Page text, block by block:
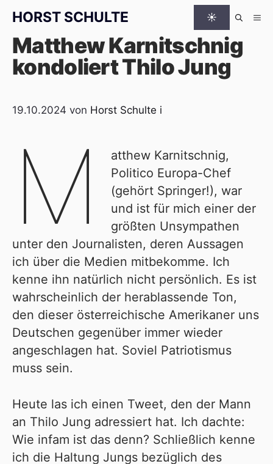
HORST SCHULTE ☀
Matthew Karnitschnig
kondoliert Thilo Jung
19.10.2024 von Horst Schulte i
M
atthew Karnitschnig,
Politico Europa-Chef
(gehört Springer!), war
und ist für mich einer der
größten Unsympathen
unter den Journalisten, deren Aussagen
ich über die Medien mitbekomme. Ich
kenne ihn natürlich nicht persönlich. Es ist
wahrscheinlich der herablassende Ton,
den dieser österreichische Amerikaner uns
Deutschen gegenüber immer wieder
angeschlagen hat. Soviel Patriotismus
muss sein.
Heute las ich einen Tweet, den der Mann
an Thilo Jung adressiert hat. Ich dachte:
Wie infam ist das denn? Schließlich kenne
ich die Haltung Jungs bezüglich des